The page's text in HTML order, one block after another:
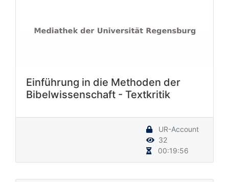
Einführung in die Methoden der
Bibelwissenschaft - Textkritik
UR-Account
32
00:19:56